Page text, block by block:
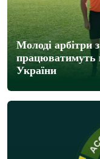
Молоді арбітри
України